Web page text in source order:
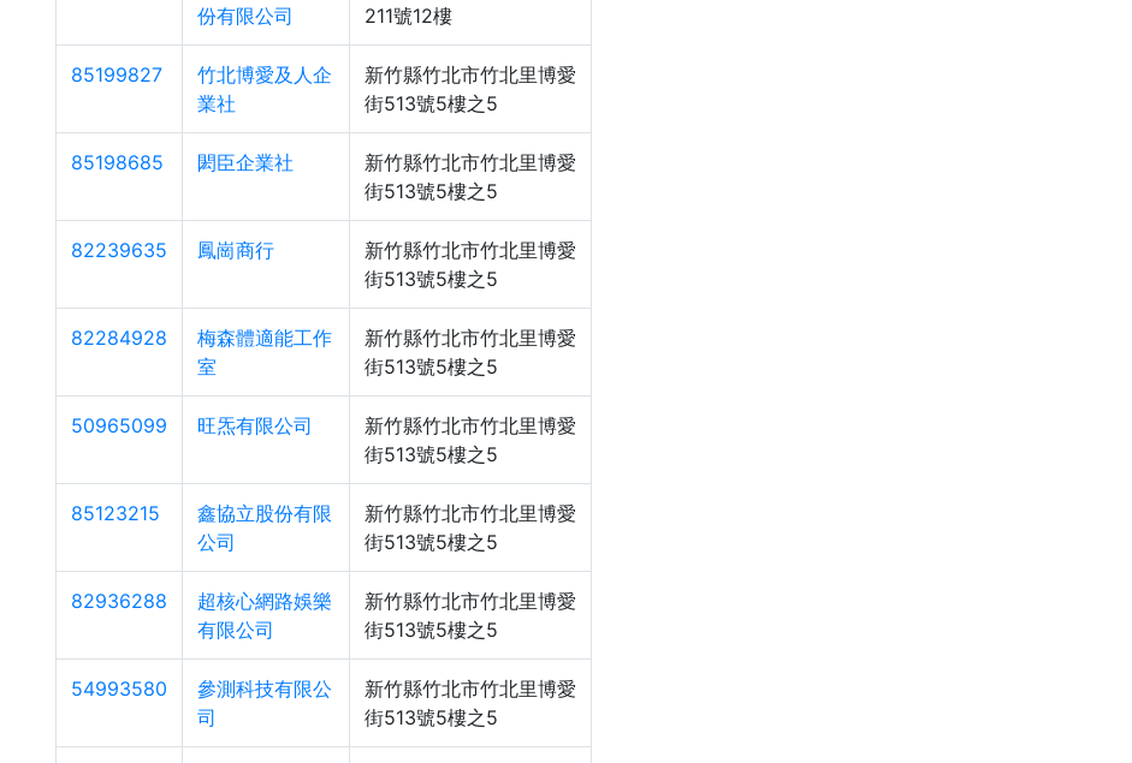
份有限公司
211號12樓
85199827
竹北博愛及人企
業社
新竹縣竹北市竹北里博愛
街513號5樓之5
85198685 閎臣企業社
新竹縣竹北市竹北里博愛
街513號5樓之5
82239635 鳳崗商行
新竹縣竹北市竹北里博愛
街513號5樓之5
82284928
梅森體適能工作
室
新竹縣竹北市竹北里博愛
街513號5樓之5
50965099 旺炁有限公司
新竹縣竹北市竹北里博愛
街513號5樓之5
85123215
鑫協立股份有限
公司
新竹縣竹北市竹北里博愛
街513號5樓之5
82936288
超核心網路娛樂
有限公司
新竹縣竹北市竹北里博愛
街513號5樓之5
54993580
參測科技有限公
司
新竹縣竹北市竹北里博愛
街513號5樓之5